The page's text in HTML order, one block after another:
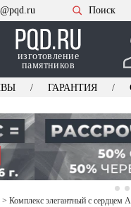
Поиск
изготовление
памятников
ГАРАНТИЯ
> Комплекс элегантный с сердцем